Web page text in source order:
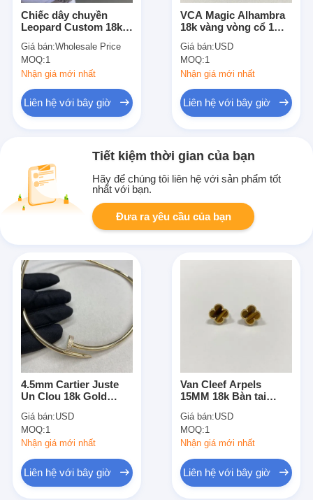
Chiếc dây chuyền
Leopard Custom 18k
đá quý sắc sảo cắt đôi
nhẫn vàng 18k
Giá bán:Wholesale Price
MOQ:1
Nhận giá mới nhất
Liên hệ với bây giờ
VCA Magic Alhambra
18k vàng vòng cổ 1
18k kim cương vòng
cổ
Giá bán:USD
MOQ:1
Nhận giá mới nhất
Liên hệ với bây giờ
Tiết kiệm thời gian của bạn
Hãy để chúng tôi liên hệ với sản phẩm tốt
nhất với bạn.
Đưa ra yêu cầu của bạn
4.5mm Cartier Juste
Un Clou 18k Gold
Diamond Pendant 18k
Gold Accessories
Vòng cổ bằng kim
Giá bán:USD
MOQ:1
Nhận giá mới nhất
Liên hệ với bây giờ
Van Cleef Arpels
15MM 18k Bàn tai
Alhambra Tiger Bàn
tai mắt
Giá bán:USD
MOQ:1
Nhận giá mới nhất
Liên hệ với bây giờ